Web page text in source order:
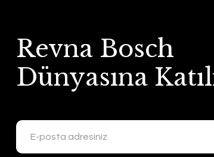
Revna Bosch
Dünyasına